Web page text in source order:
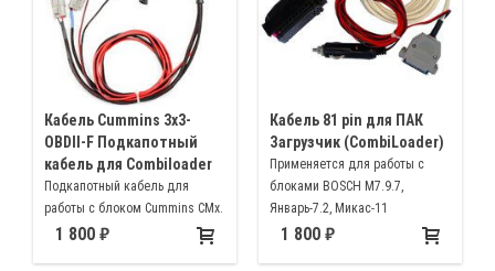
Кабель Cummins 3x3-
OBDII-F Подкапотный
кабель для Combiloader
Подкапотный кабель для
работы с блоком Cummins CMx.
1 800
Кабель 81 pin для ПАК
Загрузчик (CombiLoader)
Применяется для работы с
блоками BOSCH M7.9.7,
Январь-7.2, Микас-11
1 800